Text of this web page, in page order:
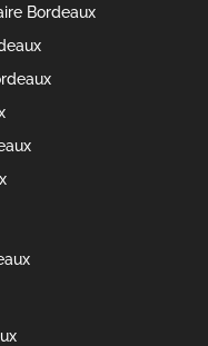
Bordeaux